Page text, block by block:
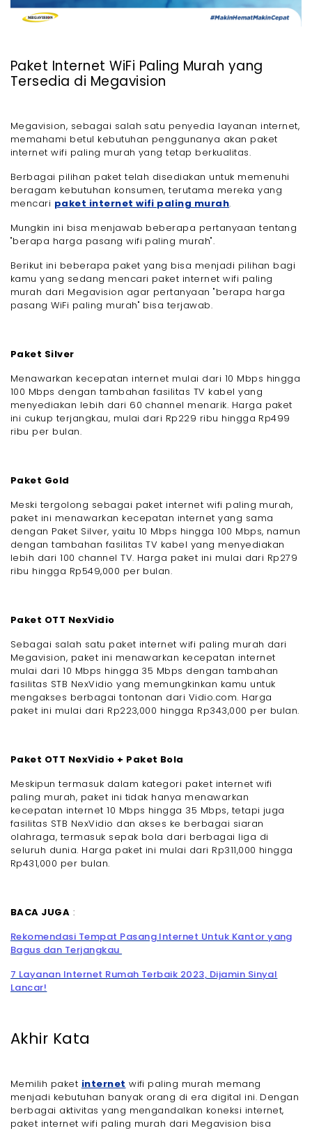
Paket Internet WiFi Paling Murah yang
Tersedia di Megavision
Megavision, sebagai salah satu penyedia layanan internet,
memahami betul kebutuhan penggunanya akan paket
internet wifi paling murah yang tetap berkualitas.
Berbagai pilihan paket telah disediakan untuk memenuhi
beragam kebutuhan konsumen, terutama mereka yang
mencari paket internet wifi paling murah.
Mungkin ini bisa menjawab beberapa pertanyaan tentang
"berapa harga pasang wifi paling murah".
Berikut ini beberapa paket yang bisa menjadi pilihan bagi
kamu yang sedang mencari paket internet wifi paling
murah dari Megavision agar pertanyaan "berapa harga
pasang WiFi paling murah" bisa terjawab.
Paket Silver
Menawarkan kecepatan internet mulai dari 10 Mbps hingga
100 Mbps dengan tambahan fasilitas TV kabel yang
menyediakan lebih dari 60 channel menarik. Harga paket
ini cukup terjangkau, mulai dari Rp229 ribu hingga Rp499
ribu per bulan.
Paket Gold
Meski tergolong sebagai paket internet wifi paling murah,
paket ini menawarkan kecepatan internet yang sama
dengan Paket Silver, yaitu 10 Mbps hingga 100 Mbps, namun
dengan tambahan fasilitas TV kabel yang menyediakan
lebih dari 100 channel TV. Harga paket ini mulai dari Rp279
ribu hingga Rp549,000 per bulan.
Paket OTT NexVidio
Sebagai salah satu paket internet wifi paling murah dari
Megavision, paket ini menawarkan kecepatan internet
mulai dari 10 Mbps hingga 35 Mbps dengan tambahan
fasilitas STB NexVidio yang memungkinkan kamu untuk
mengakses berbagai tontonan dari Vidio.com. Harga
paket ini mulai dari Rp223,000 hingga Rp343,000 per bulan.
Paket OTT NexVidio + Paket Bola
Meskipun termasuk dalam kategori paket internet wifi
paling murah, paket ini tidak hanya menawarkan
kecepatan internet 10 Mbps hingga 35 Mbps, tetapi juga
fasilitas STB NexVidio dan akses ke berbagai siaran
olahraga, termasuk sepak bola dari berbagai liga di
seluruh dunia. Harga paket ini mulai dari Rp311,000 hingga
Rp431,000 per bulan.
BACA JUGA :
Rekomendasi Tempat Pasang Internet Untuk Kantor yang
Bagus dan Terjangkau
7 Layanan Internet Rumah Terbaik 2023, Dijamin Sinyal
Lancar!
Akhir Kata
Memilih paket internet wifi paling murah memang
menjadi kebutuhan banyak orang di era digital ini. Dengan
berbagai aktivitas yang mengandalkan koneksi internet,
paket internet wifi paling murah dari Megavision bisa